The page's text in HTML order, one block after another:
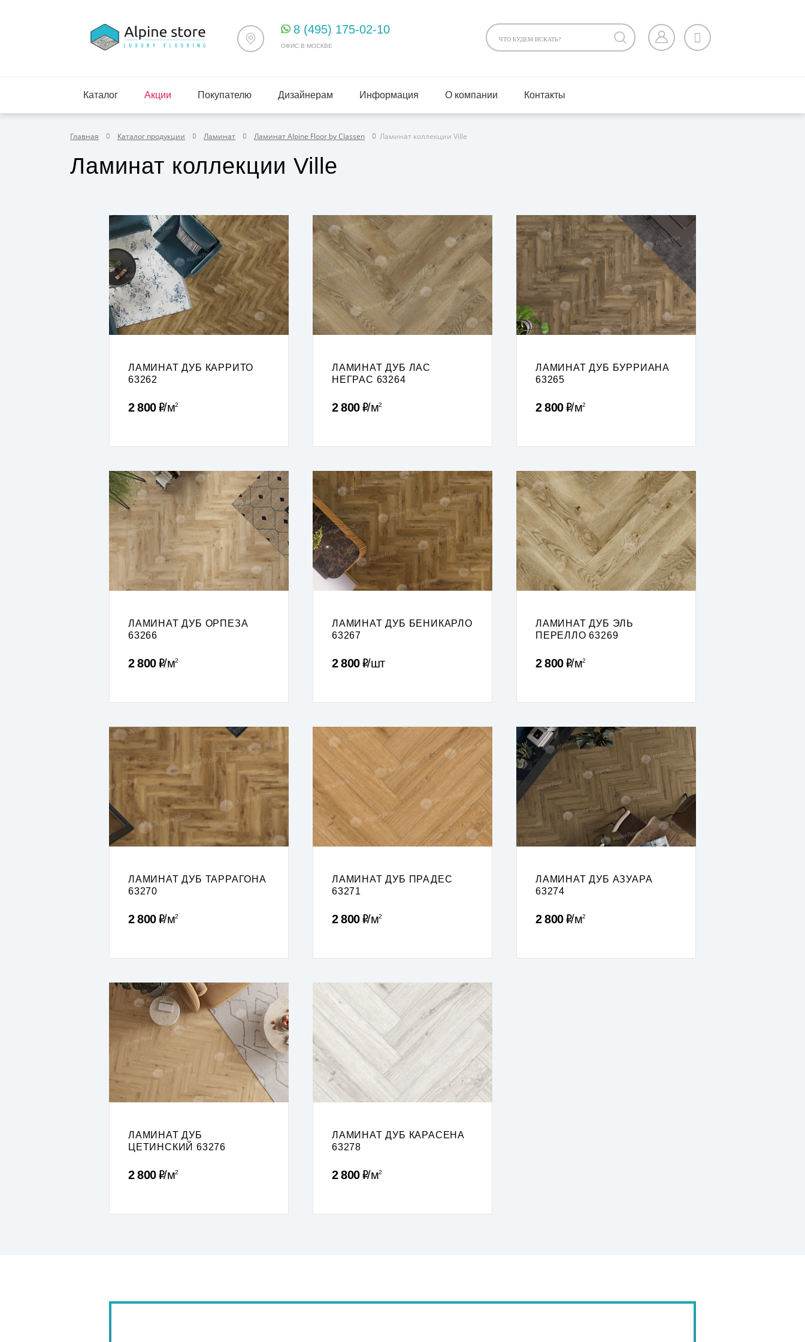
8 (495) 175-02-10
ОФИС В МОСКВЕ
Каталог Акции Покупателю Дизайнерам Информация О компании Контакты
Главная Каталог продукции Ламинат Ламинат Alpine Floor by Classen Ламинат коллекции Ville
Ламинат коллекции Ville
ЛАМИНАТ ДУБ КАРРИТО
63262
2 800Р м2
ЛАМИНАТ ДУБ ЛАС
НЕГРАС 63264
2 800Р м2
ЛАМИНАТ ДУБ БУРРИАНА
63265
2 800Р м2
ЛАМИНАТ ДУБ ОРПЕЗА
63266
2 800Р м2
ЛАМИНАТ ДУБ БЕНИКАРЛО
63267
2 800Р шт
ЛАМИНАТ ДУБ ЭЛЬ
ПЕРЕЛЛО 63269
2 800Р м2
ЛАМИНАТ ДУБ ТАРРАГОНА
63270
2 800Р м2
ЛАМИНАТ ДУБ ПРАДЕС
63271
2 800Р м2
ЛАМИНАТ ДУБ АЗУАРА
63274
2 800Р м2
ЛАМИНАТ ДУБ
ЦЕТИНСКИЙ 63276
2 800Р м2
ЛАМИНАТ ДУБ КАРАСЕНА
63278
2 800Р м2